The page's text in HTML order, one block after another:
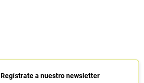
Regístrate a nuestro newsletter